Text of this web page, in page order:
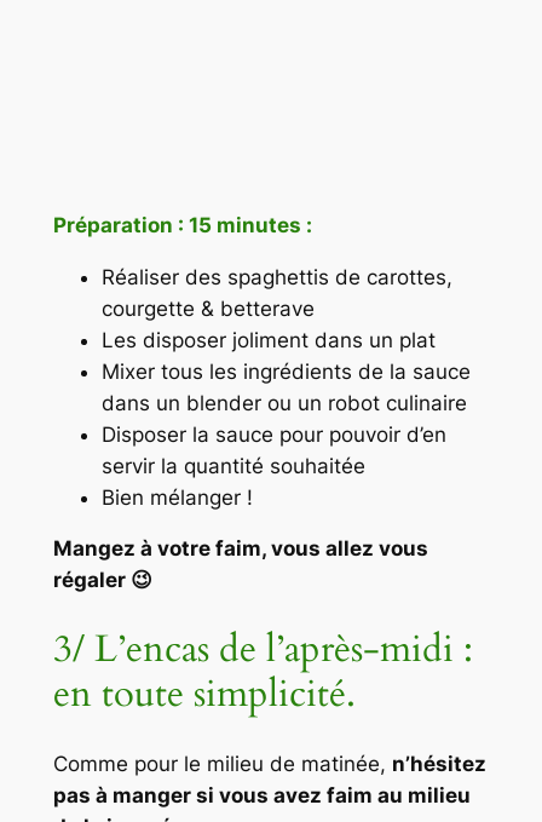
Préparation : 15 minutes :
Réaliser des spaghettis de carottes,
courgette & betterave
Les disposer joliment dans un plat
Mixer tous les ingrédients de la sauce
dans un blender ou un robot culinaire
Disposer la sauce pour pouvoir d’en
servir la quantité souhaitée
Bien mélanger !
Mangez à votre faim, vous allez vous
régaler 😉
3/ L’encas de l’après-midi :
en toute simplicité.
Comme pour le milieu de matinée, n’hésitez
pas à manger si vous avez faim au milieu